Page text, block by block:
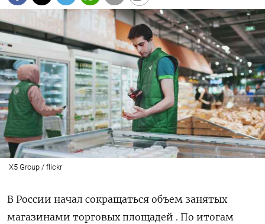
X5 Group / flickr
В России начал сокращаться объем занятых
магазинами торговых площадей . По итогам